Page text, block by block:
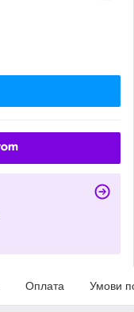
Оплата Умови